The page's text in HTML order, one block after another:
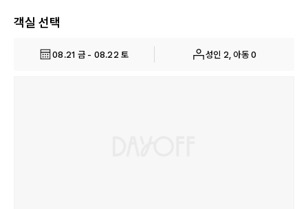
객실 선택
08.21 금 - 08.22 토 성인 2, 아동 0